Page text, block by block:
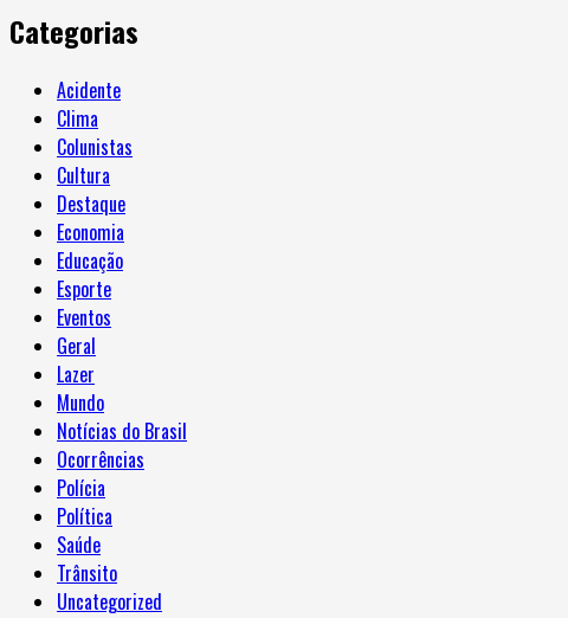
Categorias
Acidente
Clima
Colunistas
Cultura
Destaque
Economia
Educação
Esporte
Eventos
Geral
Lazer
Mundo
Notícias do Brasil
Ocorrências
Polícia
Política
Saúde
Trânsito
Uncategorized